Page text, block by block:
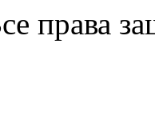
права